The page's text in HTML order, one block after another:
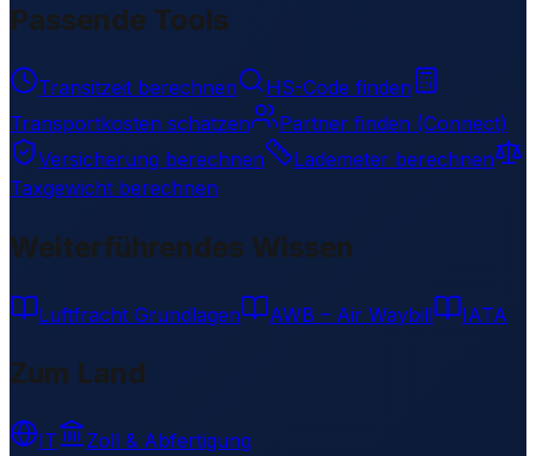
Passende Tools
Transitzeit berechnen
HS-Code finden
Transportkosten schätzen
Partner finden (Connect)
Versicherung berechnen
Lademeter berechnen
Taxgewicht berechnen
Weiterführendes Wissen
Luftfracht Grundlagen AWB – Air Waybill IATA
Zum Land
IT
Zoll & Abfertigung